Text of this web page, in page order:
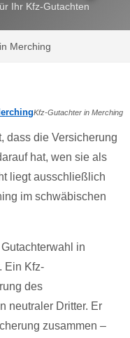
Ihr Kfz-Gutachten
Merching
Kfz-Gutachter in Merching
dass die Versicherung
hat, wen sie als
liegt ausschließlich
im schwäbischen
in
Ein Kfz-
des
neutraler Dritter. Er
zusammen –